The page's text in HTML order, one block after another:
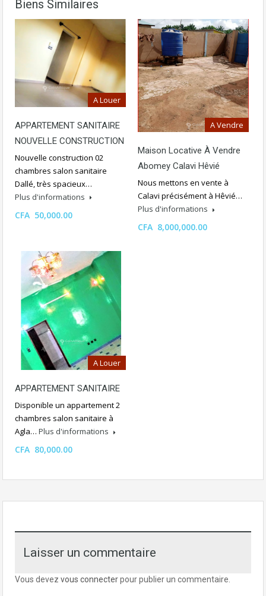
Biens Similaires
A Louer
APPARTEMENT SANITAIRE
NOUVELLE CONSTRUCTION
Nouvelle construction 02
chambres salon sanitaire
Dallé, très spacieux…
Plus d'informations
CFA 50,000.00
A Vendre
Maison Locative À Vendre
Abomey Calavi Hêvié
Nous mettons en vente à
Calavi précisément à Hêvié…
Plus d'informations
CFA 8,000,000.00
A Louer
APPARTEMENT SANITAIRE
Disponible un appartement 2
chambres salon sanitaire à
Agla… Plus d'informations
CFA 80,000.00
Laisser un commentaire
Vous devez vous connecterpour publier un commentaire.